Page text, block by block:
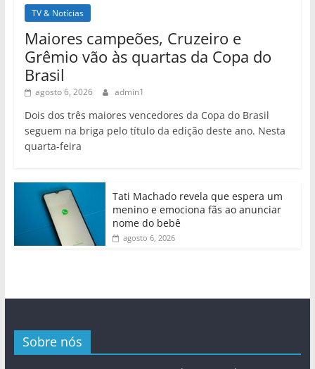
TV & Notícias
Maiores campeões, Cruzeiro e
Grêmio vão às quartas da Copa do
Brasil
agosto 6, 2026 admin1
Dois dos três maiores vencedores da Copa do Brasil
seguem na briga pelo título da edição deste ano. Nesta
quarta-feira
Tati Machado revela que espera um
menino e emociona fãs ao anunciar
nome do bebê
agosto 6, 2026
Sobre nós